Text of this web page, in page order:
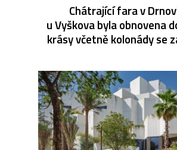
Chátrající fara v
u Vyškova byla obnovena
krásy včetně kolonády se